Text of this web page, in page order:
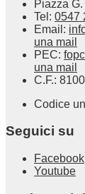
Piazza
Tel: 0547
Email:
una mail
PEC:
una mail
C.F.:
Codice
Seguici su
Facebook
Youtube